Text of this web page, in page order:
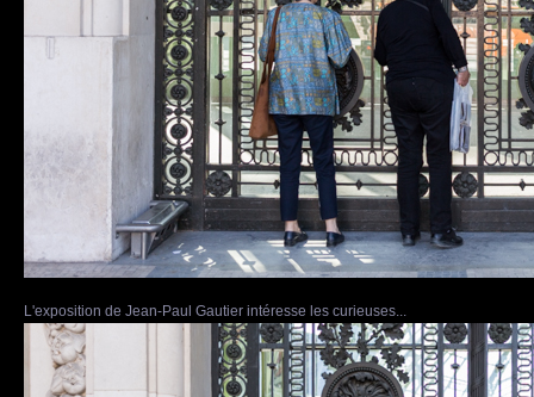
L'exposition de Jean-Paul Gautier intéresse les curieuses...